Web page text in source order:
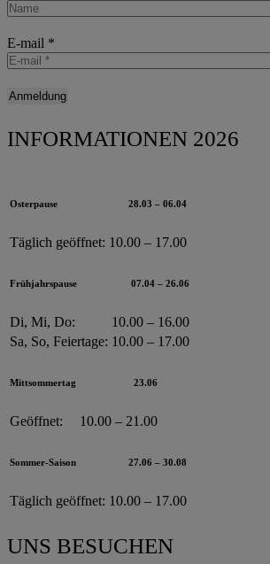
E-mail *
INFORMATIONEN 2026
Osterpause 28.03 – 06.04
Täglich geöffnet: 10.00 – 17.00
Frühjahrspause 07.04 – 26.06
Di, Mi, Do:
10.00 – 16.00
Sa, So, Feiertage: 10.00 – 17.00
Mittsommertag 23.06
Geöffnet: 10.00 – 21.00
Sommer-Saison 27.06 – 30.08
Täglich geöffnet: 10.00 – 17.00
UNS BESUCHEN